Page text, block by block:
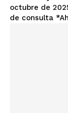
octubre de 2025 Nueva super mayoría, viejo
de